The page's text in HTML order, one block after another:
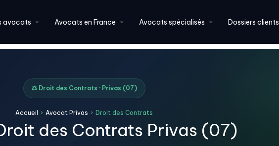
avocats Avocats en France Avocats spécialisés Dossiers clients
⚖️ Droit des Contrats · Privas (07)
Accueil › Avocat Privas › Droit des Contrats
des Contrats Privas (07)